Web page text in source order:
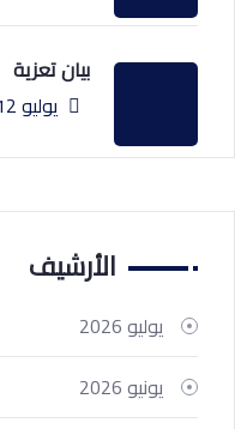
بيان تعزية
يوليو 12, 2026
الأرشيف
يوليو 2026
يونيو 2026